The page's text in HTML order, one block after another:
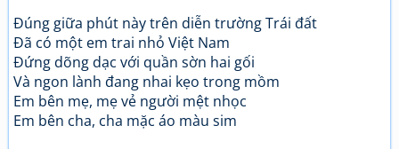
Đúng giữa phút này trên diễn trường Trái đất
Đã có một em trai nhỏ Việt Nam
Đứng dõng dạc với quần sờn hai gối
Và ngon lành đang nhai kẹo trong mồm
Em bên mẹ, mẹ vẻ người mệt nhọc
Em bên cha, cha mặc áo màu sim